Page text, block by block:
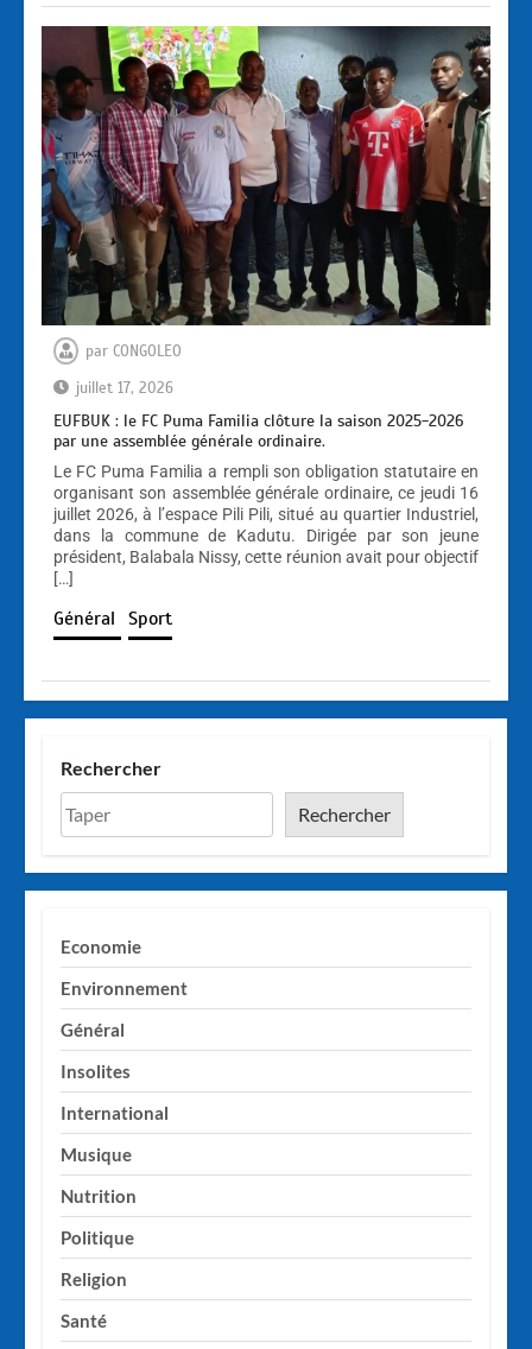
par CONGOLEO
juillet 17, 2026
EUFBUK : le FC Puma Familia clôture la saison 2025-2026
par une assemblée générale ordinaire.
Le FC Puma Familia a rempli son obligation statutaire en
organisant son assemblée générale ordinaire, ce jeudi 16
juillet 2026, à l’espace Pili Pili, situé au quartier Industriel,
dans la commune de Kadutu. Dirigée par son jeune
président, Balabala Nissy, cette réunion avait pour objectif
[…]
Général Sport
Rechercher
Rechercher
Economie
Environnement
Général
Insolites
International
Musique
Nutrition
Politique
Religion
Santé